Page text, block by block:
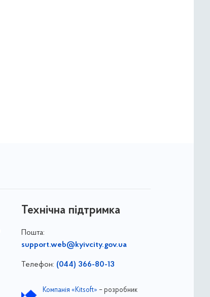
Технічна підтримка
Пошта:
support.web@kyivcity.gov.ua
Телефон: (044) 366-80-13
Компанія «Kitsoft» – розробник